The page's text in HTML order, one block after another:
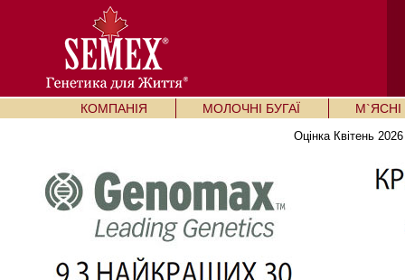
КОМПАНІЯ МОЛОЧНІ БУГАЇ М`ЯСНІ
Оцінка Квітень